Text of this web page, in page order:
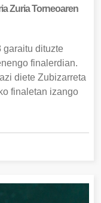
Zuria Torneoaren
garaitu dituzte
finalerdian.
diete Zubizarreta
finaletan izango